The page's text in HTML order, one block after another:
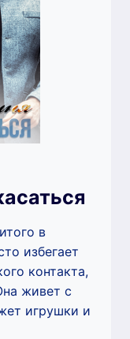
в
избегает
контакта,
живет с
игрушки и